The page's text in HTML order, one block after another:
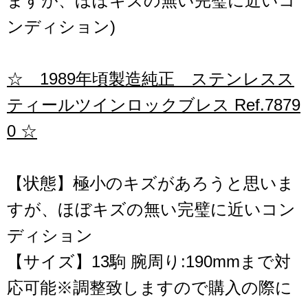
ンディション)
☆ 1989年頃製造純正 ステンレスス
ティールツインロックブレス Ref.7879
0 ☆
【状態】極小のキズがあろうと思いま
すが、ほぼキズの無い完璧に近いコン
ディション
【サイズ】13駒 腕周り:190mmまで対
応可能※調整致しますので購入の際に